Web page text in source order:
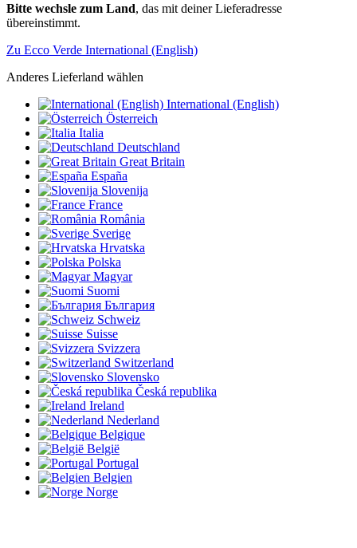
Bitte wechsle zum Land, das mit deiner Lieferadresse
übereinstimmt.
Zu Ecco Verde International (English)
Anderes Lieferland wählen
International (English)
Österreich
Italia
Deutschland
Great Britain
España
Slovenija
France
România
Sverige
Hrvatska
Polska
Magyar
Suomi
България
Schweiz
Suisse
Svizzera
Switzerland
Slovensko
Česká republika
Ireland
Nederland
Belgique
België
Portugal
Belgien
Norge